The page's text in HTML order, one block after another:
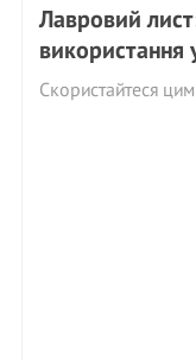
Лавровий
використання
Скористайтеся